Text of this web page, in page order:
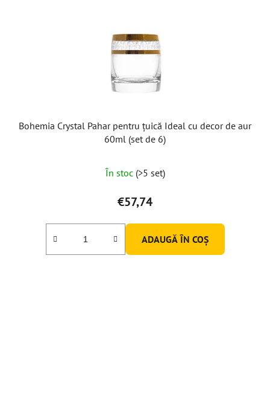
Bohemia Crystal Pahar pentru țuică Ideal cu decor de aur
60ml (set de 6)
În stoc (>5 set)
€57,74
ADAUGĂ ÎN COŞ